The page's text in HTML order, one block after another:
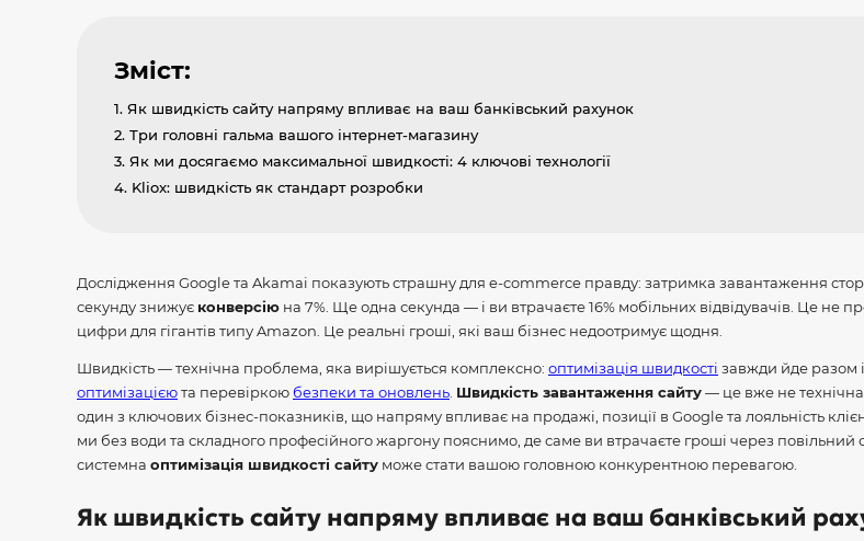
Зміст:
1. Як швидкість сайту напряму впливає на ваш банківський рахунок
2. Три головні гальма вашого інтернет-магазину
3. Як ми досягаємо максимальної швидкості: 4 ключові технології
4. Kliox: швидкість як стандарт розробки
Дослідження Google та Akamai показують страшну для e-commerce правду: затримка завантаження
секунду знижує конверсію на 7%. Ще одна секунда — і ви втрачаєте 16% мобільних відвідувачів. Це не
цифри для гігантів типу Amazon. Це реальні гроші, які ваш бізнес недоотримує щодня.
Швидкість — технічна проблема, яка вирішується комплексно: оптимізація швидкості завжди йде разом
оптимізацією та перевіркою безпеки та оновлень Швидкість завантаження сайту — це вже не
один з ключових бізнес-показників, що напряму впливає на продажі, позиції в Google та лояльність
ми без води та складного професійного жаргону пояснимо, де саме ви втрачаєте гроші через повільний
системна оптимізація швидкості сайту може стати вашою головною конкурентною перевагою.
Як швидкість сайту напряму впливає на ваш банківський